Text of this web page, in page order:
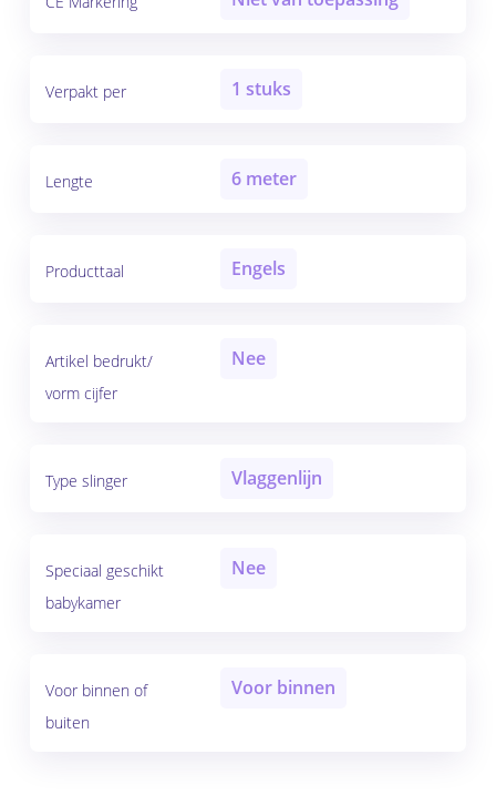
Verpakt per 1 stuks
Lengte 6 meter
Producttaal Engels
Artikel bedrukt/
vorm cijfer
Nee
Type slinger Vlaggenlijn
Speciaal geschikt
babykamer
Nee
Voor binnen of
buiten
Voor binnen